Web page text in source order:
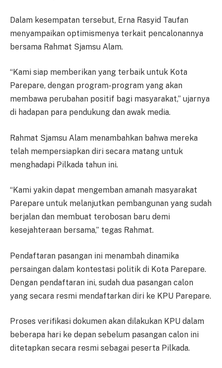
Dalam kesempatan tersebut, Erna Rasyid Taufan
menyampaikan optimismenya terkait pencalonannya
bersama Rahmat Sjamsu Alam.
“Kami siap memberikan yang terbaik untuk Kota
Parepare, dengan program-program yang akan
membawa perubahan positif bagi masyarakat,” ujarnya
di hadapan para pendukung dan awak media.
Rahmat Sjamsu Alam menambahkan bahwa mereka
telah mempersiapkan diri secara matang untuk
menghadapi Pilkada tahun ini.
“Kami yakin dapat mengemban amanah masyarakat
Parepare untuk melanjutkan pembangunan yang sudah
berjalan dan membuat terobosan baru demi
kesejahteraan bersama,” tegas Rahmat.
Pendaftaran pasangan ini menambah dinamika
persaingan dalam kontestasi politik di Kota Parepare.
Dengan pendaftaran ini, sudah dua pasangan calon
yang secara resmi mendaftarkan diri ke KPU Parepare.
Proses verifikasi dokumen akan dilakukan KPU dalam
beberapa hari ke depan sebelum pasangan calon ini
ditetapkan secara resmi sebagai peserta Pilkada.